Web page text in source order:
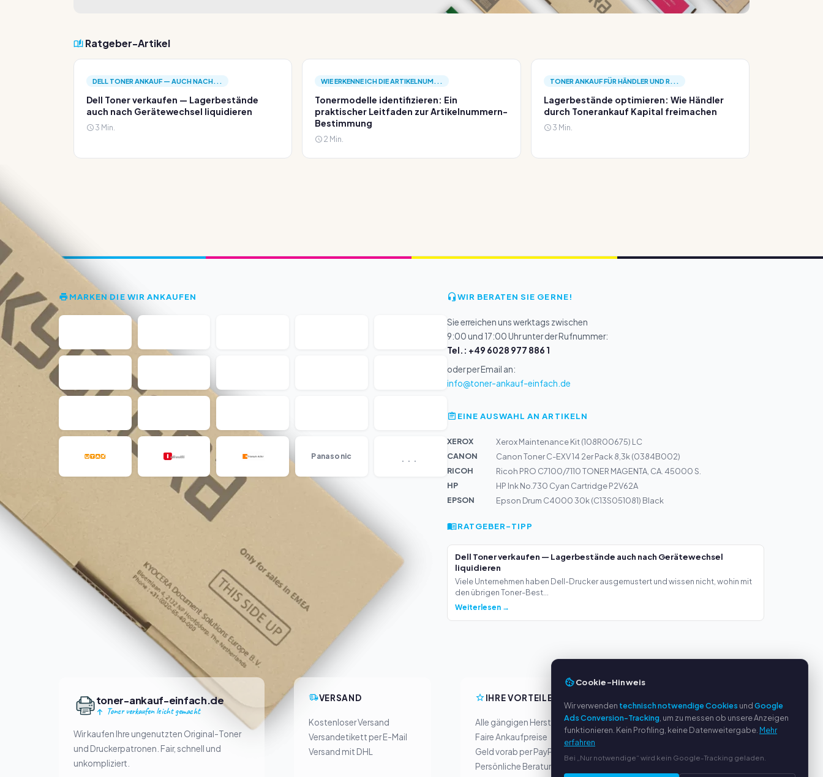
Ratgeber-Artikel
DELL TONER ANKAUF — AUCH NACH...
Dell Toner verkaufen — Lagerbestände
auch nach Gerätewechsel liquidieren
3 Min.
WIE ERKENNE ICH DIE ARTIKELNUM...
Tonermodelle identifizieren: Ein
praktischer Leitfaden zur Artikelnummern-
Bestimmung
2 Min.
TONER ANKAUF FÜR HÄNDLER UND R...
Lagerbestände optimieren: Wie Händler
durch Tonerankauf Kapital freimachen
3 Min.
MARKEN DIE WIR ANKAUFEN
Panasonic ...
WIR BERATEN SIE GERNE!
Sie erreichen uns werktags zwischen
9:00 und 17:00 Uhr unter der Rufnummer:
Tel.: +49 6028 977 886 1
oder per Email an:
info@toner-ankauf-einfach.de
EINE AUSWAHL AN ARTIKELN
XEROX
Xerox Maintenance Kit (108R00675) LC
CANON
Canon Toner C-EXV 14 2er Pack 8,3k (0384B002)
RICOH
Ricoh PRO C7100/7110 TONER MAGENTA, CA. 45000 S.
HP
HP Ink No.730 Cyan Cartridge P2V62A
EPSON
Epson Drum C4000 30k (C13S051081) Black
RATGEBER-TIPP
Dell Toner verkaufen — Lagerbestände auch nach Gerätewechsel
liquidieren
Viele Unternehmen haben Dell-Drucker ausgemustert und wissen nicht, wohin mit
den übrigen Toner-Best...
Weiterlesen →
toner-ankauf-einfach.de
Toner verkaufen leicht gemacht
Wir kaufen Ihre ungenutzten Original-Toner
und Druckerpatronen. Fair, schnell und
unkompliziert.
VERSAND
Kostenloser Versand
Versandetikett per E-Mail
Versand mit DHL
IHRE VORTEILE
Alle gängigen Hersteller
Faire Ankaufpreise
Geld vorab per PayPal
Persönliche Beratung
Über uns
Datenschutzerklärung
Cookie-Hinweis
Wir verwenden technisch notwendige Cookies undGoogle
Ads Conversion-Tracking , um zu messen ob unsere Anzeigen
funktionieren. Kein Profiling, keine Datenweitergabe. Mehr
erfahren
Bei „Nur notwendige“ wird kein Google-Tracking geladen.